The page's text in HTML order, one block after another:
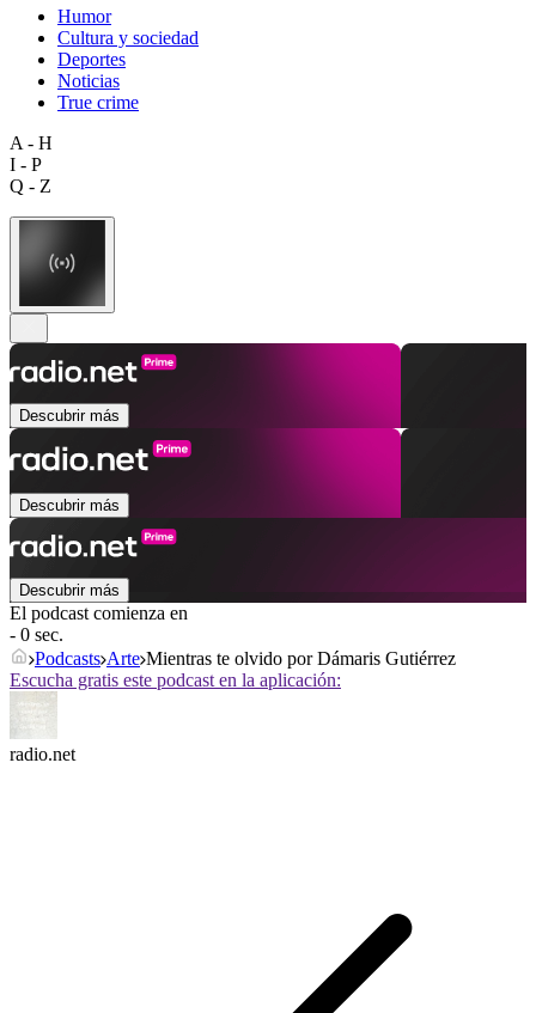
Humor
Cultura y sociedad
Deportes
Noticias
True crime
A - H
I - P
Q - Z
Descubrir más
Descubrir más
Descubrir más
El podcast comienza en
- 0 sec.
Podcasts Arte Mientras te olvido por Dámaris Gutiérrez
Escucha gratis este podcast en la aplicación:
radio.net